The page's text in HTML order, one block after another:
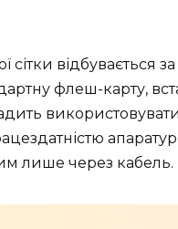
сітки відбувається
флеш-карту,
лише через кабель.